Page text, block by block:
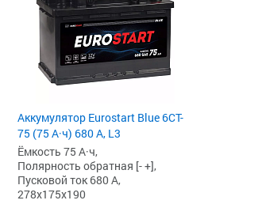
Аккумулятор Eurostart Blue 6CT-
75 (75 А·ч) 680 А, L3
Ёмкость 75 А·ч,
Полярность обратная [- +],
Пусковой ток 680 А,
278x175x190